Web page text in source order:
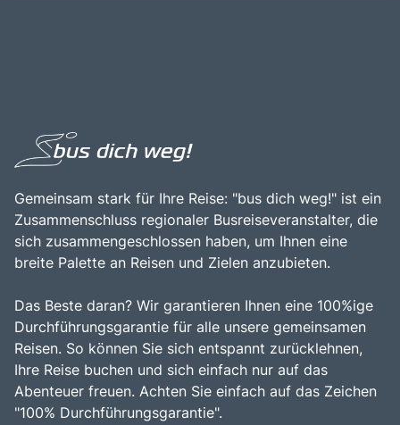
Gemeinsam stark für Ihre Reise: "bus dich weg!" ist ein
Zusammenschluss regionaler Busreiseveranstalter, die
sich zusammengeschlossen haben, um Ihnen eine
breite Palette an Reisen und Zielen anzubieten.
Das Beste daran? Wir garantieren Ihnen eine 100%ige
Durchführungsgarantie für alle unsere gemeinsamen
Reisen. So können Sie sich entspannt zurücklehnen,
Ihre Reise buchen und sich einfach nur auf das
Abenteuer freuen. Achten Sie einfach auf das Zeichen
"100% Durchführungsgarantie".